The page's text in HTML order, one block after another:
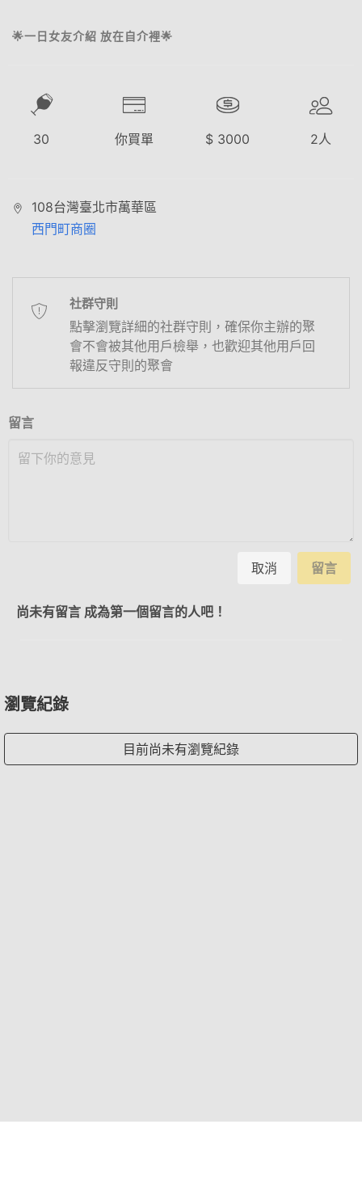
🌟一日女友介紹 放在自介裡🌟
30 你買單 $ 3000 2人
108台灣臺北市萬華區
西門町商圈
社群守則
點擊瀏覽詳細的社群守則，確保你主辦的聚
會不會被其他用戶檢舉，也歡迎其他用戶回
報違反守則的聚會
留言
取消 留言
尚未有留言 成為第一個留言的人吧！
瀏覽紀錄
目前尚未有瀏覽紀錄